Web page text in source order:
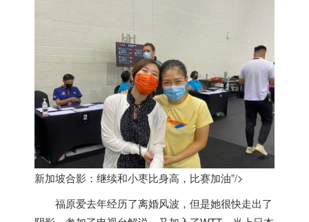
新加坡合影：继续和小枣比身高，比赛加油”/>
福原爱去年经历了离婚风波，但是她很快走出了